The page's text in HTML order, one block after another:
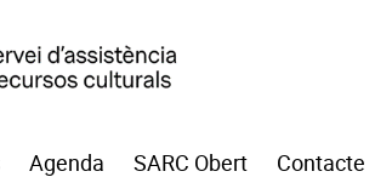
Agenda SARC Obert Contacte